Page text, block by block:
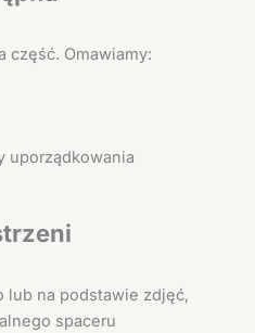
część. Omawiamy:
uporządkowania
lub na podstawie zdjęć,
spaceru